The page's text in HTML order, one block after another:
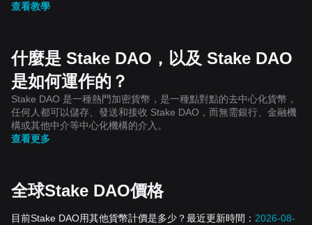
查看教學
什麼是 Stake DAO，以及 Stake DAO
是如何運作的？
Stake DAO 是一種熱門加密貨幣，是一種點對點的去中心化貨幣，
任何人都可以儲存、發送和接收 Stake DAO，而無需銀行、金融機
構或其他中介等中心化機構的介入。
查看更多
全球Stake DAO價格
目前Stake DAO用其他貨幣計價是多少？最近更新時間： 2026-08-